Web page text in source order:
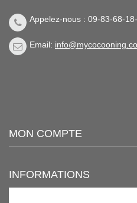
Appelez-nous : 09-83-68-
Email:
MON COMPTE
INFORMATIONS